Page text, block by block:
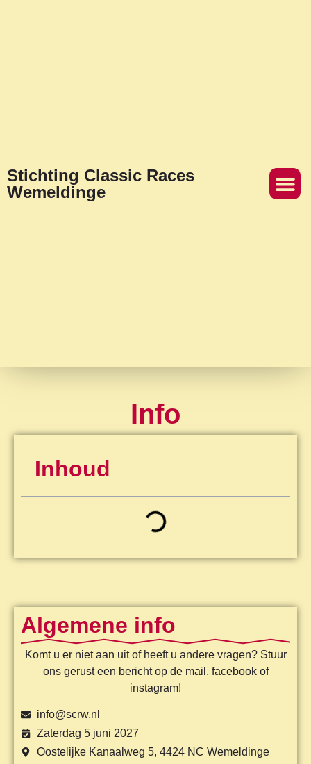
Stichting Classic Races
Wemeldinge
Info
Inhoud
Algemene info
Komt u er niet aan uit of heeft u andere vragen? Stuur
ons gerust een bericht op de mail, facebook of
instagram!
info@scrw.nl
Zaterdag 5 juni 2027
Oostelijke Kanaalweg 5, 4424 NC Wemeldinge